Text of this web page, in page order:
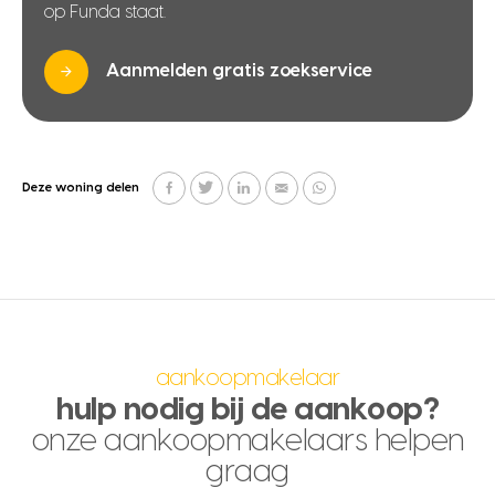
op Funda staat.
Aanmelden gratis zoekservice
Deze woning delen
aankoopmakelaar
hulp nodig bij de aankoop?
onze aankoopmakelaars helpen
graag